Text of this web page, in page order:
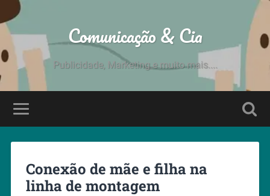
Comunicação & Cia
Publicidade, Marketing e muito mais....
Conexão de mãe e filha na
linha de montagem